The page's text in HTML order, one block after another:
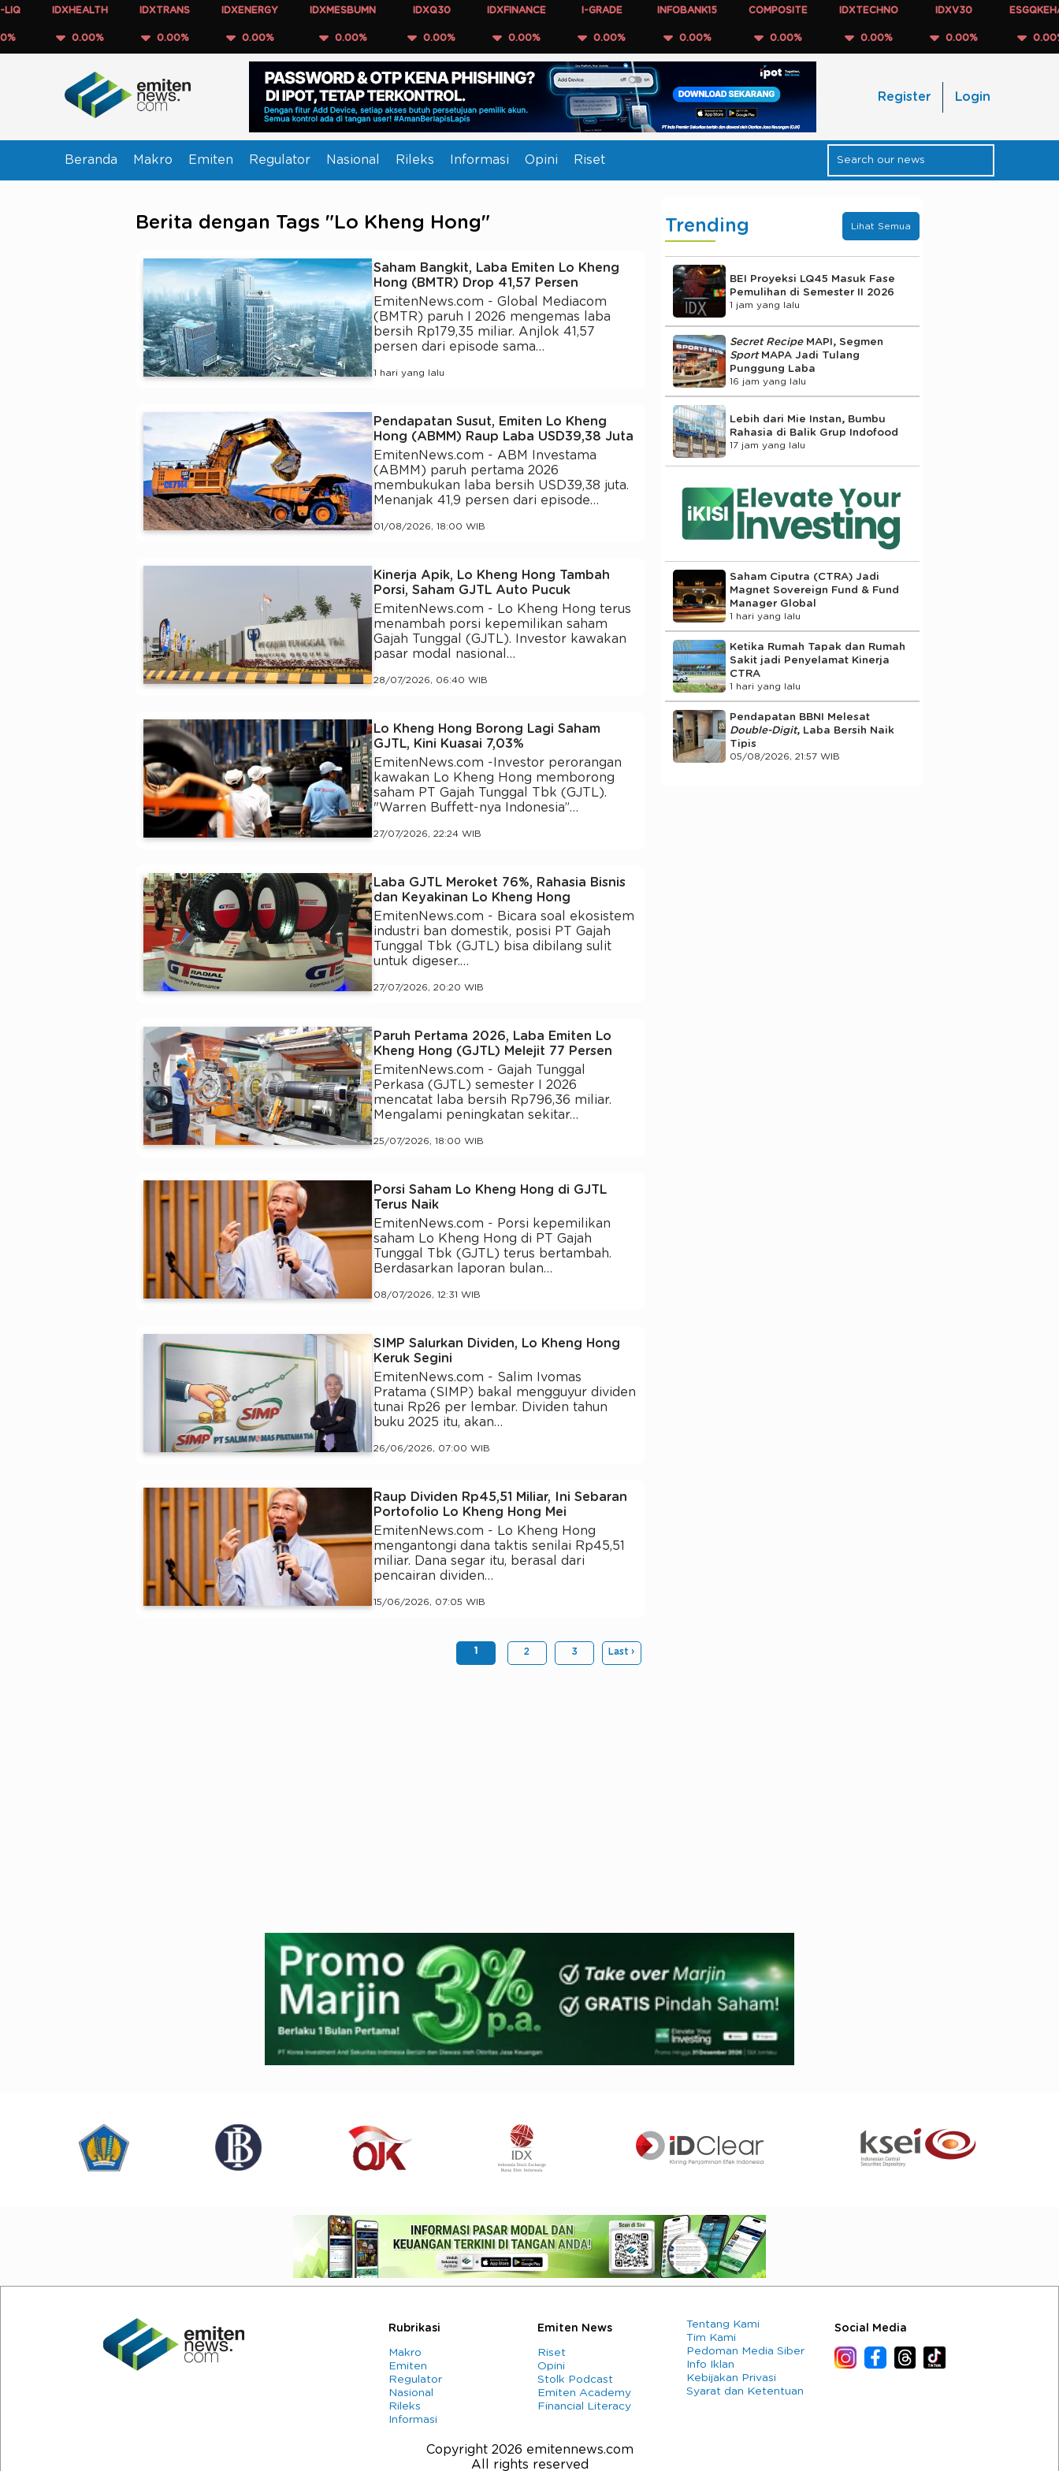
IDXHEALTH
0.00%
IDXTRANS
0.00%
IDXENERGY
0.00%
IDXMESBUMN
0.00%
IDXQ30
0.00%
IDXFINANCE
0.00%
I-GRADE
0.00%
INFOBANK15
0.00%
COMPOSITE
0.00%
IDXTECHNO
0.00%
IDXV30
0.00%
ESGQKEHATI
0.00%
Register Login
Beranda Makro Emiten Regulator Nasional Rileks Informasi Opini Riset
Berita dengan Tags "Lo Kheng Hong"
Saham Bangkit, Laba Emiten Lo Kheng
Hong (BMTR) Drop 41,57 Persen
EmitenNews.com - Global Mediacom
(BMTR) paruh I 2026 mengemas laba
bersih Rp179,35 miliar. Anjlok 41,57
persen dari episode sama…
1 hari yang lalu
Pendapatan Susut, Emiten Lo Kheng
Hong (ABMM) Raup Laba USD39,38 Juta
EmitenNews.com - ABM Investama
(ABMM) paruh pertama 2026
membukukan laba bersih USD39,38 juta.
Menanjak 41,9 persen dari episode…
01/08/2026, 18:00 WIB
Kinerja Apik, Lo Kheng Hong Tambah
Porsi, Saham GJTL Auto Pucuk
EmitenNews.com - Lo Kheng Hong terus
menambah porsi kepemilikan saham
Gajah Tunggal (GJTL). Investor kawakan
pasar modal nasional…
28/07/2026, 06:40 WIB
Lo Kheng Hong Borong Lagi Saham
GJTL, Kini Kuasai 7,03%
EmitenNews.com -Investor perorangan
kawakan Lo Kheng Hong memborong
saham PT Gajah Tunggal Tbk (GJTL).
"Warren Buffett-nya Indonesia”…
27/07/2026, 22:24 WIB
Laba GJTL Meroket 76%, Rahasia Bisnis
dan Keyakinan Lo Kheng Hong
EmitenNews.com - Bicara soal ekosistem
industri ban domestik, posisi PT Gajah
Tunggal Tbk (GJTL) bisa dibilang sulit
untuk digeser.…
27/07/2026, 20:20 WIB
Paruh Pertama 2026, Laba Emiten Lo
Kheng Hong (GJTL) Melejit 77 Persen
EmitenNews.com - Gajah Tunggal
Perkasa (GJTL) semester I 2026
mencatat laba bersih Rp796,36 miliar.
Mengalami peningkatan sekitar…
25/07/2026, 18:00 WIB
Porsi Saham Lo Kheng Hong di GJTL
Terus Naik
EmitenNews.com - Porsi kepemilikan
saham Lo Kheng Hong di PT Gajah
Tunggal Tbk (GJTL) terus bertambah.
Berdasarkan laporan bulan…
08/07/2026, 12:31 WIB
SIMP Salurkan Dividen, Lo Kheng Hong
Keruk Segini
EmitenNews.com - Salim Ivomas
Pratama (SIMP) bakal mengguyur dividen
tunai Rp26 per lembar. Dividen tahun
buku 2025 itu, akan…
26/06/2026, 07:00 WIB
Raup Dividen Rp45,51 Miliar, Ini Sebaran
Portofolio Lo Kheng Hong Mei
EmitenNews.com - Lo Kheng Hong
mengantongi dana taktis senilai Rp45,51
miliar. Dana segar itu, berasal dari
pencairan dividen…
15/06/2026, 07:05 WIB
1 2 3 Last ›
Trending Lihat Semua
BEI Proyeksi LQ45 Masuk Fase
Pemulihan di Semester II 2026
1 jam yang lalu
Secret RecipeMAPI, Segmen
Sport MAPA Jadi Tulang
Punggung Laba
16 jam yang lalu
Lebih dari Mie Instan, Bumbu
Rahasia di Balik Grup Indofood
17 jam yang lalu
Saham Ciputra (CTRA) Jadi
Magnet Sovereign Fund & Fund
Manager Global
1 hari yang lalu
Ketika Rumah Tapak dan Rumah
Sakit jadi Penyelamat Kinerja
CTRA
1 hari yang lalu
Pendapatan BBNI Melesat
Double-Digit, Laba Bersih Naik
Tipis
05/08/2026, 21:57 WIB
Rubrikasi
Makro
Emiten
Regulator
Nasional
Rileks
Informasi
Emiten News
Riset
Opini
Stolk Podcast
Emiten Academy
Financial Literacy
Tentang Kami
Tim Kami
Pedoman Media Siber
Info Iklan
Kebijakan Privasi
Syarat dan Ketentuan
Social Media
Copyright 2026 emitennews.com
All rights reserved